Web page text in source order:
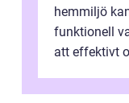
hemmiljö
funktionell
att effektivt